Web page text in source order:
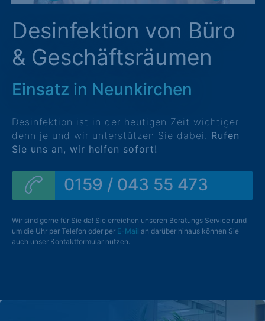
Desinfektion von Büro
& Geschäftsräumen
Einsatz in Neunkirchen
Desinfektion ist in der heutigen Zeit wichtiger
denn je und wir unterstützen Sie dabei. Rufen
Sie uns an, wir helfen sofort!
0159 / 043 55 473
Wir sind gerne für Sie da! Sie erreichen unseren Beratungs Service rund
um die Uhr per Telefon oder per E-Mail an darüber hinaus können Sie
auch unser Kontaktformular nutzen.